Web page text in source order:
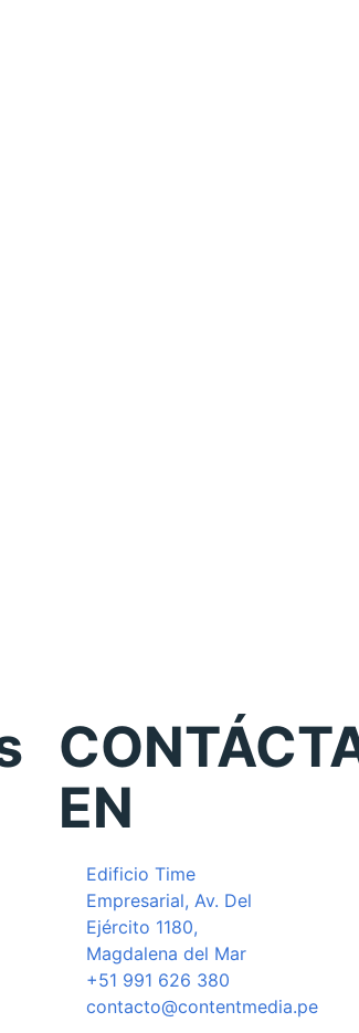
EN
Edificio Time
Empresarial, Av. Del
Ejército 1180,
Magdalena del Mar
+51 991 626 380
contacto@contentmedia.pe